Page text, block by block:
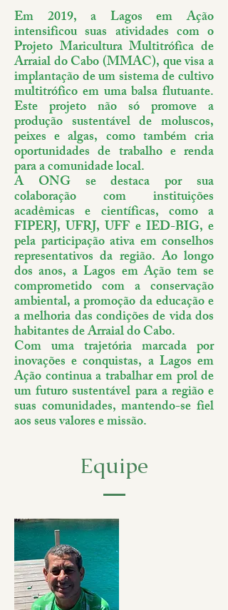
Em 2019, a Lagos em Ação
intensificou suas atividades com o
Projeto Maricultura Multitrófica de
Arraial do Cabo (MMAC), que visa a
implantação de um sistema de cultivo
multitrófico em uma balsa flutuante.
Este projeto não só promove a
produção sustentável de moluscos,
peixes e algas, como também cria
oportunidades de trabalho e renda
para a comunidade local.
A ONG se destaca por sua
colaboração com instituições
acadêmicas e científicas, como a
FIPERJ, UFRJ, UFF e IED-BIG, e
pela participação ativa em conselhos
representativos da região. Ao longo
dos anos, a Lagos em Ação tem se
comprometido com a conservação
ambiental, a promoção da educação e
a melhoria das condições de vida dos
habitantes de Arraial do Cabo.
Com uma trajetória marcada por
inovações e conquistas, a Lagos em
Ação continua a trabalhar em prol de
um futuro sustentável para a região e
suas comunidades, mantendo-se fiel
aos seus valores e missão.
Equipe